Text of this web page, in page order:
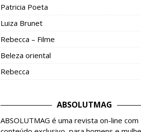
Patricia Poeta
Luiza Brunet
Rebecca – Filme
Beleza oriental
Rebecca
ABSOLUTMAG
ABSOLUTMAG é uma revista on-line com